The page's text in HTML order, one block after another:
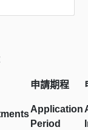
申請期程
Application
Period